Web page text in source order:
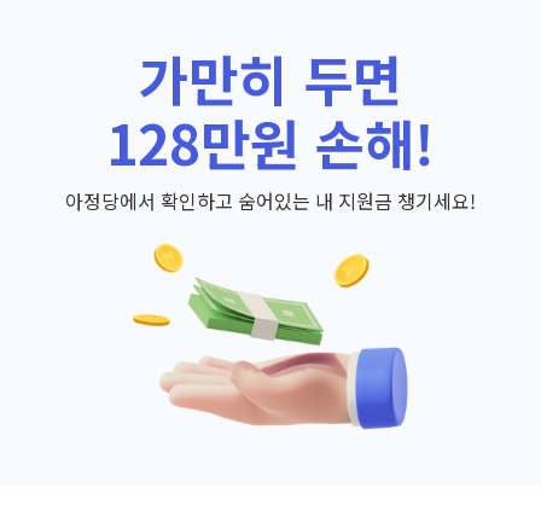
가만히 두면
128만원 손해!
아정당에서 확인하고 숨어있는 내 지원금 챙기세요!